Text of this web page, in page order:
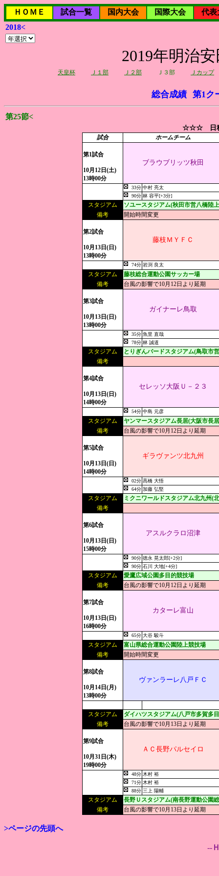
ＨＯＭＥ 試合一覧 国内大会 国際大会
代表
2018<
2019年明治
天皇杯 Ｊ１部 Ｊ２部 Ｊ３部 Ｊカップ
総合成績 第1ク
第25節<
☆☆☆ 日
試合 ホームチーム
第1試合
10月12日(土)
13時00分
ブラウブリッツ秋田
33分 中村 亮太
90分 林 容平[+3分]
スタジアム
ソユースタジアム(秋田市営八橋陸
備考
開始時間変更
第2試合
10月13日(日)
13時00分
藤枝ＭＹＦＣ
74分 岩渕 良太
スタジアム
藤枝総合運動公園サッカー場
備考
台風の影響で10月12日より延期
第3試合
10月13日(日)
13時00分
ガイナーレ鳥取
35分 魚里 直哉
78分 林 誠道
スタジアム
とりぎんバードスタジアム(鳥取市
備考
第4試合
10月13日(日)
14時00分
セレッソ大阪Ｕ－２３
54分 中島 元彦
スタジアム
ヤンマースタジアム長居(大阪市長
備考
台風の影響で10月12日より延期
第5試合
10月13日(日)
14時00分
ギラヴァンツ北九州
02分 髙橋 大悟
64分 加藤 弘堅
スタジアム
ミクニワールドスタジアム北九州(
備考
第6試合
10月13日(日)
15時00分
アスルクラロ沼津
90分 徳永 晃太郎[+2分]
90分 石川 大地[+4分]
スタジアム
愛鷹広域公園多目的競技場
備考
台風の影響で10月12日より延期
第7試合
10月13日(日)
16時00分
カターレ富山
65分 大谷 駿斗
スタジアム
富山県総合運動公園陸上競技場
備考
開始時間変更
第8試合
10月14日(月)
13時00分
ヴァンラーレ八戸ＦＣ
スタジアム
ダイハツスタジアム(八戸市多賀多
備考
台風の影響で10月13日より延期
第9試合
10月31日(木)
19時00分
ＡＣ長野パルセイロ
48分 木村 裕
71分 木村 裕
88分 三上 陽輔
スタジアム
長野Ｕスタジアム(南長野運動公園
備考
台風の影響で10月13日より延期
>ページの先頭へ
--